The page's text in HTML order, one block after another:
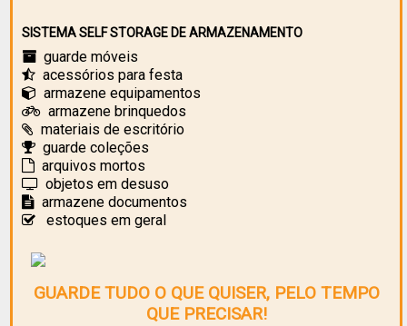
SISTEMA SELF STORAGE DE ARMAZENAMENTO
guarde móveis
acessórios para festa
armazene equipamentos
armazene brinquedos
materiais de escritório
guarde coleções
arquivos mortos
objetos em desuso
armazene documentos
estoques em geral
GUARDE TUDO O QUE QUISER, PELO TEMPO
QUE PRECISAR!